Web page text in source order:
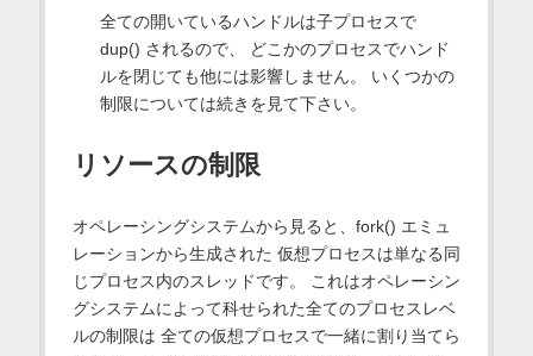
全ての開いているハンドルは子プロセスで
dup() されるので、 どこかのプロセスでハンド
ルを閉じても他には影響しません。 いくつかの
制限については続きを見て下さい。
リソースの制限
オペレーシングシステムから見ると、fork() エミュ
レーションから生成された 仮想プロセスは単なる同
じプロセス内のスレッドです。 これはオペレーシン
グシステムによって科せられた全てのプロセスレベ
ルの制限は 全ての仮想プロセスで一緒に割り当てら